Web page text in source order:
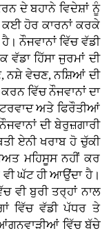
ਦੇ ਬਹਾਨੇ ਵਿਦੇਸ਼ਾਂ ਨੂੰ
ਕਈ ਹੋਰ ਕਾਰਨਾਂ ਕਰਕੇ
ਨੌਜਵਾਨਾਂ ਵਿੱਚ ਵੱਡੀ
ਹਿੱਸਾ ਜੁਰਮਾਂ ਦੀ
ਨਸ਼ੇ ਵੇਚਣ, ਨਸ਼ਿਆਂ ਦੀ
ਵਿੱਚ ਨੌਜਵਾਨਾਂ ਦਾ
ਅਤੇ ਫਿਰੌਤੀਆਂ
ਦੀ ਬੇਰੁਜ਼ਗਾਰੀ
ਏਨੀ ਖਰਾਬ ਹੋ ਚੁੱਕੀ
ਮਹਿਸੂਸ ਨਹੀਂ ਕਰ
ਘੱਟ ਹੀ ਆਉਂਦਾ ਹੈ।
ਵੀ ਬੁਰੀ ਤਰ੍ਹਾਂ ਨਾਲ
ਵਿੱਚ ਵੱਡੀ ਪੱਧਰ ਤੇ
ਵਿੱਚ ਬੱਚੇ